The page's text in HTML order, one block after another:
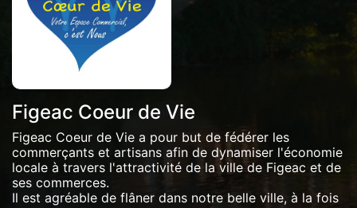
Figeac Coeur de Vie
Figeac Coeur de Vie a pour but de fédérer les
commerçants et artisans afin de dynamiser l'économie
locale à travers l'attractivité de la ville de Figeac et de
ses commerces.
Il est agréable de flâner dans notre belle ville, à la fois